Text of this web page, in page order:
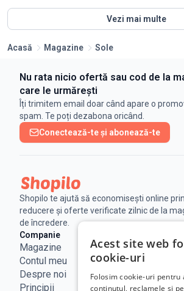
Vezi mai multe
Acasă Magazine Sole
Nu rata nicio ofertă sau cod de la
care le urmărești
Îți trimitem email doar când apare o
spam. Te poți dezabona oricând.
Conectează-te și abonează-te
Shopilo te ajută să economisești online
reducere și oferte verificate zilnic de la
de încredere.
Companie
Magazine
Contul meu
Despre noi
Principii
Notificare
Legala
Politica de
confidențialitate
Acest site web
cookie-uri
Folosim cookie-uri pentru
conținutul, reclamele și